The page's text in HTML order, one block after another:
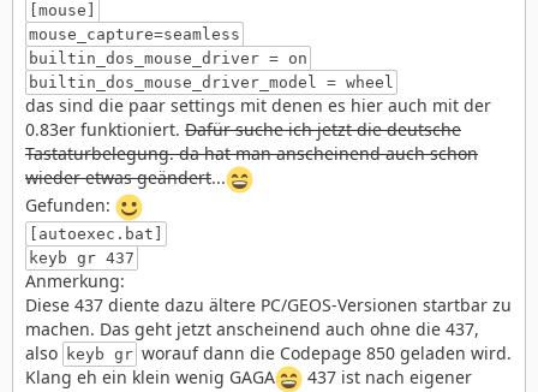
[mouse]
mouse_capture=seamless
builtin_dos_mouse_driver = on
builtin_dos_mouse_driver_model = wheel
das sind die paar settings mit denen es hier auch mit der
0.83er funktioniert. Dafür suche ich jetzt die deutsche
Tastaturbelegung. da hat man anscheinend auch schon
wieder etwas geändert...
Gefunden:
[autoexec.bat]
keyb gr 437
Anmerkung:
Diese 437 diente dazu ältere PC/GEOS-Versionen startbar zu
machen. Das geht jetzt anscheinend auch ohne die 437,
also keyb gr worauf dann die Codepage 850 geladen wird.
Klang eh ein klein wenig GAGA
437 ist nach eigener